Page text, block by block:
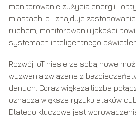
monitorowanie zużycia energii i
miastach IoT znajduje
ruchem, monitorowaniu jakości
systemach inteligentnego
Rozwój IoT niesie ze sobą nowe
wyzwania związane z
danych. Coraz większa liczba
oznacza większe ryzyko ataków
Dlatego kluczowe jest